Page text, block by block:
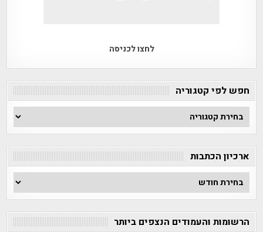
לחצו לכניסה
חפש לפי קטגוריה
חפש
לפי
ארכיון הכתבות
ארכיון
הכתבות
הרשומות והעמודים הנצפים ביותר